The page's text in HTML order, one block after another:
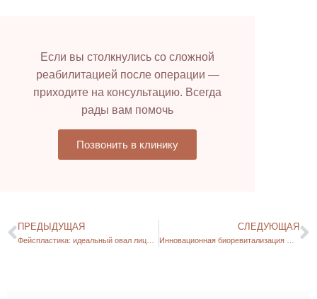
Если вы столкнулись со сложной
реабилитацией после операции —
приходите на консультацию. Всегда
рады вам помочь
Позвонить в клинику
ПРЕДЫДУЩАЯ СЛЕДУЮЩАЯ